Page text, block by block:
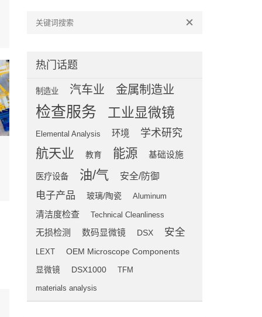
热门话题
制造业 汽车业 金属制造业
检查服务 工业显微镜
Elemental Analysis 环境 学术研究
航天业 教育 能源 基础设施
医疗设备 油/气 安全/防御
电子产品 玻璃/陶瓷 Aluminum
清洁度检查 Technical Cleanliness
无损检测 数码显微镜 DSX 安全
LEXT OEM Microscope Components
显微镜 DSX1000 TFM
materials analysis